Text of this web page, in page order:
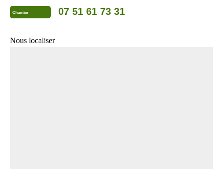
Chantier 07 51 61 73 31
Nous localiser